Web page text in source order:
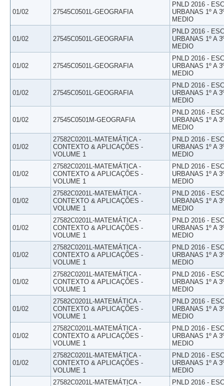
01/02 27545C0501L-GEOGRAFIA
PNLD 2016 -
URBANAS 1º A
MEDIO
01/02 27545C0501L-GEOGRAFIA
PNLD 2016 -
URBANAS 1º A
MEDIO
01/02 27545C0501L-GEOGRAFIA
PNLD 2016 -
URBANAS 1º A
MEDIO
01/02 27545C0501L-GEOGRAFIA
PNLD 2016 -
URBANAS 1º A
MEDIO
01/02 27545C0501M-GEOGRAFIA
PNLD 2016 -
URBANAS 1º A
MEDIO
01/02
27582C0201L-MATEMÁTICA -
CONTEXTO & APLICAÇÕES -
VOLUME 1
PNLD 2016 -
URBANAS 1º A
MEDIO
01/02
27582C0201L-MATEMÁTICA -
CONTEXTO & APLICAÇÕES -
VOLUME 1
PNLD 2016 -
URBANAS 1º A
MEDIO
01/02
27582C0201L-MATEMÁTICA -
CONTEXTO & APLICAÇÕES -
VOLUME 1
PNLD 2016 -
URBANAS 1º A
MEDIO
01/02
27582C0201L-MATEMÁTICA -
CONTEXTO & APLICAÇÕES -
VOLUME 1
PNLD 2016 -
URBANAS 1º A
MEDIO
01/02
27582C0201L-MATEMÁTICA -
CONTEXTO & APLICAÇÕES -
VOLUME 1
PNLD 2016 -
URBANAS 1º A
MEDIO
01/02
27582C0201L-MATEMÁTICA -
CONTEXTO & APLICAÇÕES -
VOLUME 1
PNLD 2016 -
URBANAS 1º A
MEDIO
01/02
27582C0201L-MATEMÁTICA -
CONTEXTO & APLICAÇÕES -
VOLUME 1
PNLD 2016 -
URBANAS 1º A
MEDIO
01/02
27582C0201L-MATEMÁTICA -
CONTEXTO & APLICAÇÕES -
VOLUME 1
PNLD 2016 -
URBANAS 1º A
MEDIO
01/02
27582C0201L-MATEMÁTICA -
CONTEXTO & APLICAÇÕES -
VOLUME 1
PNLD 2016 -
URBANAS 1º A
MEDIO
27582C0201L-MATEMÁTICA -
PNLD 2016 -